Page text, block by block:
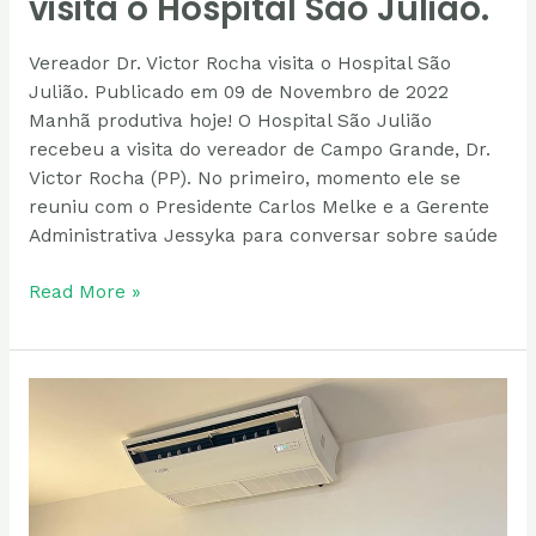
visita o Hospital São Julião.
Vereador Dr. Victor Rocha visita o Hospital São
Julião. Publicado em 09 de Novembro de 2022
Manhã produtiva hoje! O Hospital São Julião
recebeu a visita do vereador de Campo Grande, Dr.
Victor Rocha (PP). No primeiro, momento ele se
reuniu com o Presidente Carlos Melke e a Gerente
Administrativa Jessyka para conversar sobre saúde
Read More »
Troféu